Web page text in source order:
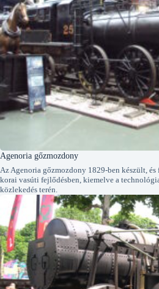
Agenoria gőzmozdony
Az Agenoria gőzmozdony 1829-ben készült, és
korai vasúti fejlődésben, kiemelve a
közlekedés terén.